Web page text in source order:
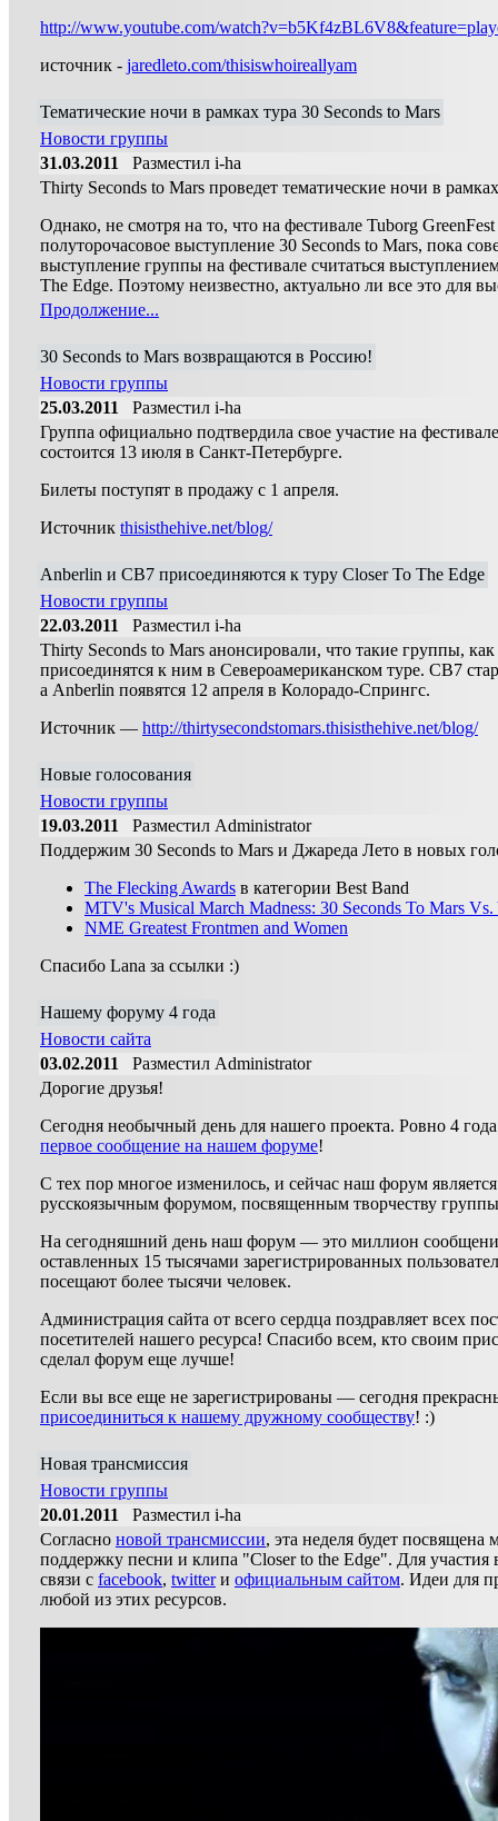
http://www.youtube.com/
источник - jaredleto.com/thisiswhoireallyam
Тематические ночи в рамках тура 30 Seconds to Mars
Новости группы
31.03.2011
Разместил i-ha
Thirty Seconds to Mars проведет тематические ночи в
Однако, не смотря на то, что на фестивале Tuborg
полуторочасовое выступление 30 Seconds to Mars, пока
выступление группы на фестивале считаться
The Edge. Поэтому неизвестно, актуально ли все это для
Продолжение...
30 Seconds to Mars возвращаются в Россию!
Новости группы
25.03.2011
Разместил i-ha
Группа официально подтвердила свое участие на
состоится 13 июля в Санкт-Петербурге.
Билеты поступят в продажу с 1 апреля.
Источник thisisthehive.net/blog/
Anberlin и CB7 присоединяются к туру Closer To The Edge
Новости группы
22.03.2011
Разместил i-ha
Thirty Seconds to Mars анонсировали, что такие группы,
присоединятся к ним в Североамериканском туре. СВ7
а Anberlin появятся 12 апреля в Колорадо-Спрингс.
Источник — http://thirtysecondstomars.thisisthehive.net/blog/
Новые голосования
Новости группы
19.03.2011
Разместил Administrator
Поддержим 30 Seconds to Mars и Джареда Лето в новых
The Flecking Awards в категории Best Band
MTV's Musical March Madness: 30 Seconds To Mars
NME Greatest Frontmen and Women
Спасибо Lana за ссылки :)
Нашему форуму 4 года
Новости сайта
03.02.2011
Разместил Administrator
Дорогие друзья!
Сегодня необычный день для нашего проекта. Ровно 4
первое сообщение на нашем форуме!
С тех пор многое изменилось, и сейчас наш форум
русскоязычным форумом, посвященным творчеству
На сегодняшний день наш форум — это миллион
оставленных 15 тысячами зарегистрированных
посещают более тысячи человек.
Администрация сайта от всего сердца поздравляет всех
посетителей нашего ресурса! Спасибо всем, кто своим
сделал форум еще лучше!
Если вы все еще не зарегистрированы — сегодня
присоединиться к нашему дружному сообществу! :)
Новая трансмиссия
Новости группы
20.01.2011
Разместил i-ha
Согласно новой трансмиссии, эта неделя будет
поддержку песни и клипа "Closer to the Edge". Для участия
связи с facebook, twitterи официальным сайтом. Идеи для
любой из этих ресурсов.